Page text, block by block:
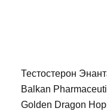
Тестостерон
Balkan
Golden Dragon